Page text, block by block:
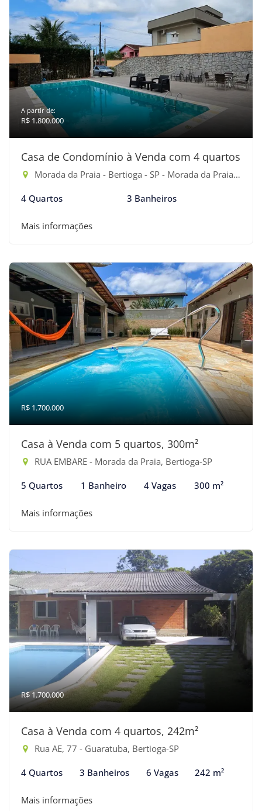
A partir de:
R$ 1.800.000
Casa de Condomínio à Venda com 4 quartos
Morada da Praia - Bertioga - SP - Morada da Praia, Bertioga-SP
4 Quartos 3 Banheiros
Mais informações
R$ 1.700.000
Casa à Venda com 5 quartos, 300m²
RUA EMBARE - Morada da Praia, Bertioga-SP
5 Quartos 1 Banheiro 4 Vagas 300 m²
Mais informações
R$ 1.700.000
Casa à Venda com 4 quartos, 242m²
Rua AE, 77 - Guaratuba, Bertioga-SP
4 Quartos 3 Banheiros 6 Vagas 242 m²
Mais informações